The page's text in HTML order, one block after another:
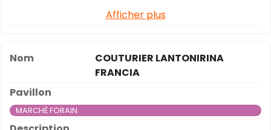
Afficher plus
COUTURIER LANTONIRINA
FRANCIA
MARCHÉ FORAIN